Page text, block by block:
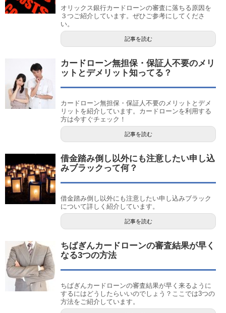
オリックス銀行カードローンの審査に落ちる原因を
３つご紹介しています。ぜひご参考にしてくださ
い。
記事を読む
カードローン無担保・保証人不要のメリ
ットとデメリット知ってる？
カードローン無担保・保証人不要のメリットとデメ
リットを紹介しています。カードローンを利用する
方は今すぐチェック！
記事を読む
借金踏み倒し以外にも注意したい申し込
みブラックって何？
借金踏み倒し以外にも注意したい申し込みブラック
について詳しく紹介しています。
記事を読む
ちばぎんカードローンの審査結果が早く
なる3つの方法
ちばぎんカードローンの審査結果が早く来るように
するにはどうしたらいいのでしょう？ここでは3つの
方法をご紹介しています。